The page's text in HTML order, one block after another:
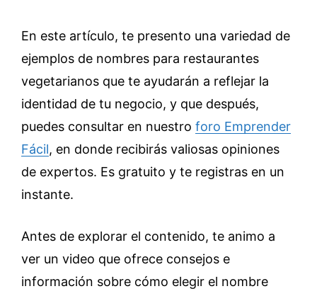
En este artículo, te presento una variedad de
ejemplos de nombres para restaurantes
vegetarianos que te ayudarán a reflejar la
identidad de tu negocio, y que después,
puedes consultar en nuestro foro Emprender
Fácil, en donde recibirás valiosas opiniones
de expertos. Es gratuito y te registras en un
instante.
Antes de explorar el contenido, te animo a
ver un video que ofrece consejos e
información sobre cómo elegir el nombre